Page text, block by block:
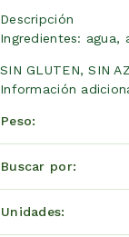
Descripción
Ingredientes: agua,
SIN GLUTEN, SIN
Información
Peso
Buscar por
Unidades